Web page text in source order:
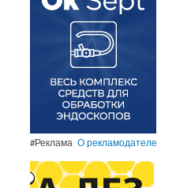
#Реклама О рекламодателе